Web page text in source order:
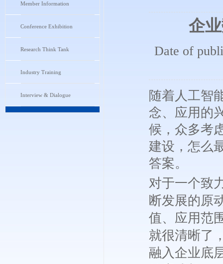
Member Information
Conference Exhibition
Research Think Tank
Industry Training
Interview & Dialogue
企
Date of
随着人工智
念、应用的
候，众多考
建设，怎么
答案。
对于一个致
断发展的原
值、应用范
就很清晰了
融入企业底